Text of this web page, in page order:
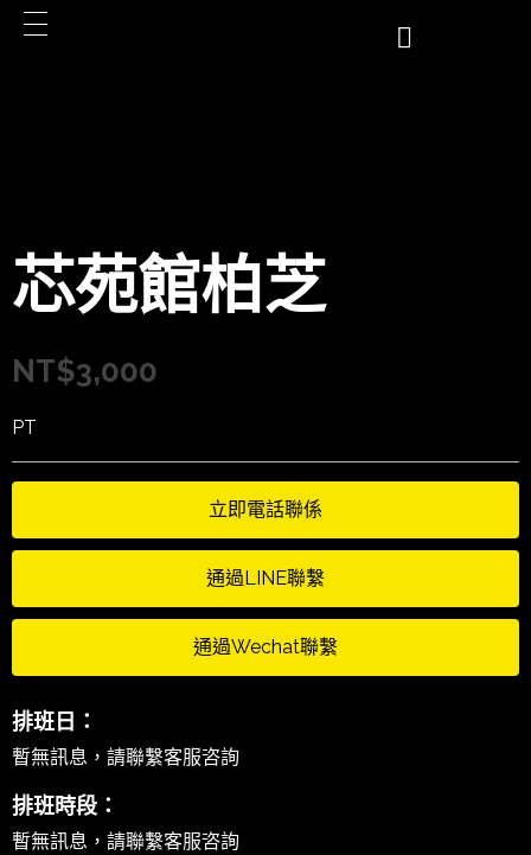
芯苑館柏芝
NT$3,000
PT
立即電話聯係
通過LINE聯繫
通過Wechat聯繫
排班日：
暫無訊息，請聯繫客服咨詢
排班時段：
暫無訊息，請聯繫客服咨詢